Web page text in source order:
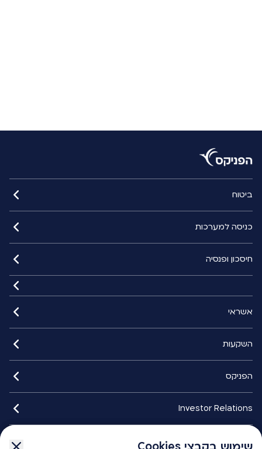
ביטוח
כניסה למערכות
חיסכון ופנסיה
אשראי
השקעות
הפניקס
Investor Relations